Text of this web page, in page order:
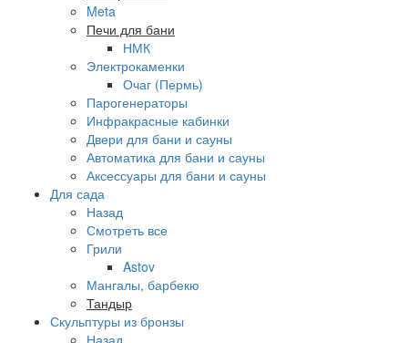
Meta
Печи для бани
НМК
Электрокаменки
Очаг (Пермь)
Парогенераторы
Инфракрасные кабинки
Двери для бани и сауны
Автоматика для бани и сауны
Аксессуары для бани и сауны
Для сада
Назад
Смотреть все
Грили
Astov
Мангалы, барбекю
Тандыр
Скульптуры из бронзы
Назад